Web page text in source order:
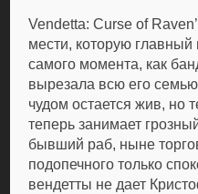
Vendetta: Curse of
мести, которую
самого момента, как
вырезала всю его
чудом остается жив, но
теперь занимает
бывший раб, ныне
подопечного только
вендетты не дает